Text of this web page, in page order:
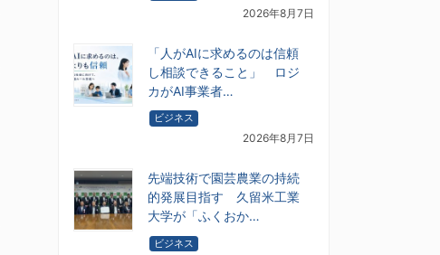
2026年8月7日
「人がAIに求めるのは信頼
し相談できること」 ロジ
カがAI事業者…
ビジネス
2026年8月7日
先端技術で園芸農業の持続
的発展目指す 久留米工業
大学が「ふくおか…
ビジネス